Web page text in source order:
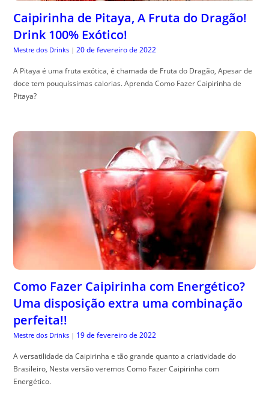
Caipirinha de Pitaya, A Fruta do Dragão!
Drink 100% Exótico!
Mestre dos Drinks | 20 de fevereiro de 2022
A Pitaya é uma fruta exótica, é chamada de Fruta do Dragão, Apesar de
doce tem pouquíssimas calorias. Aprenda Como Fazer Caipirinha de
Pitaya?
Como Fazer Caipirinha com Energético?
Uma disposição extra uma combinação
perfeita!!
Mestre dos Drinks | 19 de fevereiro de 2022
A versatilidade da Caipirinha e tão grande quanto a criatividade do
Brasileiro, Nesta versão veremos Como Fazer Caipirinha com
Energético.